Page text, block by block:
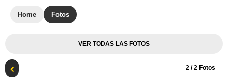
Home Fotos
VER TODAS LAS FOTOS
2 / 2 Fotos